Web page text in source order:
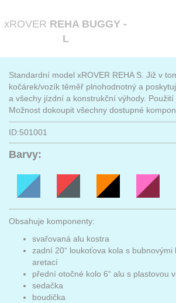
xROVER REHA BUGGY -
L
Standardní model xROVER REHA S. Již v
kočárek/vozík těměř plnohodnotný a
a všechy jízdní a konstrukční výhody. Použití
Možnost dokoupit všechny dostupné
ID:501001
Barvy:
Obsahuje komponenty:
svařovaná alu kostra
zadní 20“ loukoťova kola s
aretací
přední otočné kolo 6“ alu s plastovou
sedačka
boudička